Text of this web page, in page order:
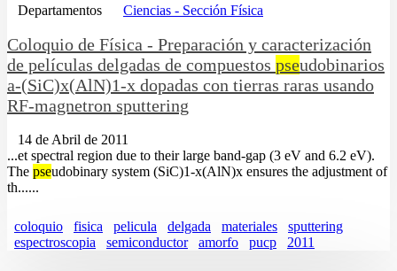
Departamentos Ciencias - Sección Física
Coloquio de Física - Preparación y caracterización
de películas delgadas de compuestos pseudobinarios
a-(SiC)x(AlN)1-x dopadas con tierras raras usando
RF-magnetron sputtering
14 de Abril de 2011
...et spectral region due to their large band-gap (3 eV and 6.2 eV).
The pseudobinary system (SiC)1-x(AlN)x ensures the adjustment of
th......
coloquio fisica pelicula delgada materiales
sputtering
espectroscopia
semiconductor amorfo pucp 2011